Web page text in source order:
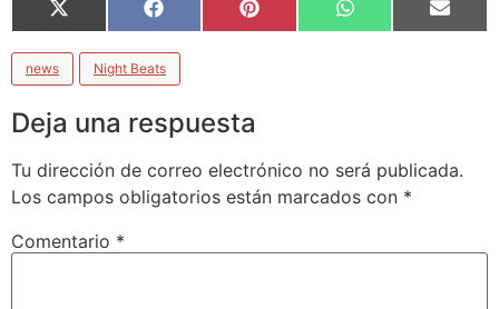
Compartir
en
X
(Twitter)
Compartir
en
Facebook Compartir
en
Pinterest
Compartir
en
WhatsApp
en
Email
news Night Beats
Deja una respuesta
Tu dirección de correo electrónico no será publicada.
Los campos obligatorios están marcados con *
Comentario *